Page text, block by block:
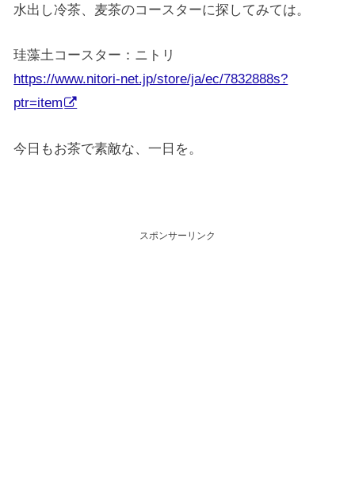
水出し冷茶、麦茶のコースターに探してみては。
珪藻土コースター：ニトリ
https://www.nitori-net.jp/store/ja/ec/7832888s?
ptr=item
今日もお茶で素敵な、一日を。
スポンサーリンク